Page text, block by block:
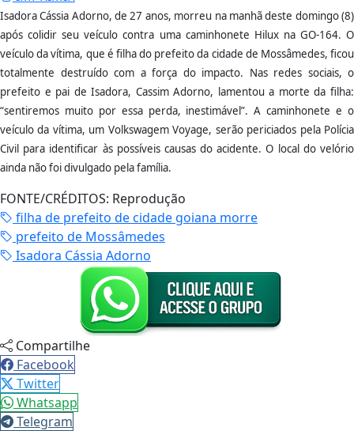
Isadora Cássia Adorno, de 27 anos, morreu na manhã deste domingo (8)
após colidir seu veículo contra uma caminhonete Hilux na GO-164. O
veículo da vítima, que é filha do prefeito da cidade de Mossâmedes, ficou
totalmente destruído com a força do impacto. Nas redes sociais, o
prefeito e pai de Isadora, Cassim Adorno, lamentou a morte da filha:
“sentiremos muito por essa perda, inestimável”. A caminhonete e o
veículo da vítima, um Volkswagem Voyage, serão periciados pela Polícia
Civil para identificar às possíveis causas do acidente. O local do velório
ainda não foi divulgado pela família.
FONTE/CRÉDITOS: Reprodução
filha de prefeito de cidade goiana morre
prefeito de Mossâmedes
Isadora Cássia Adorno
Compartilhe
Facebook
Twitter
Whatsapp
Telegram